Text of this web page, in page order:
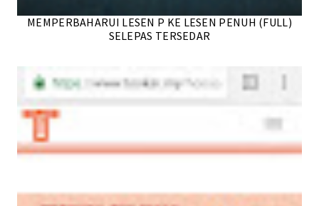
MEMPERBAHARUI LESEN P KE LESEN PENUH (FULL)
SELEPAS TERSEDAR